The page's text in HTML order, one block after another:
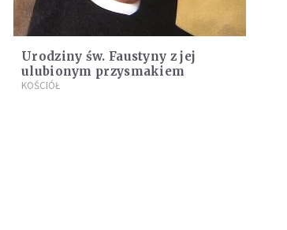
Urodziny św. Faustyny z jej
ulubionym przysmakiem
KOŚCIÓŁ